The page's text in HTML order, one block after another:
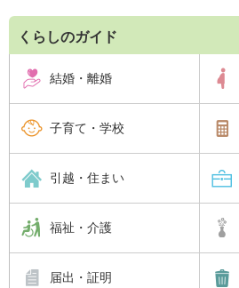
くらしのガイド
結婚・離婚
子育て・学校
引越・住まい
福祉・介護
届出・証明